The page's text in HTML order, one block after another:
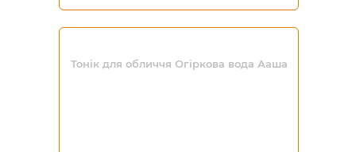
Тонік для обличчя Огіркова вода Ааша